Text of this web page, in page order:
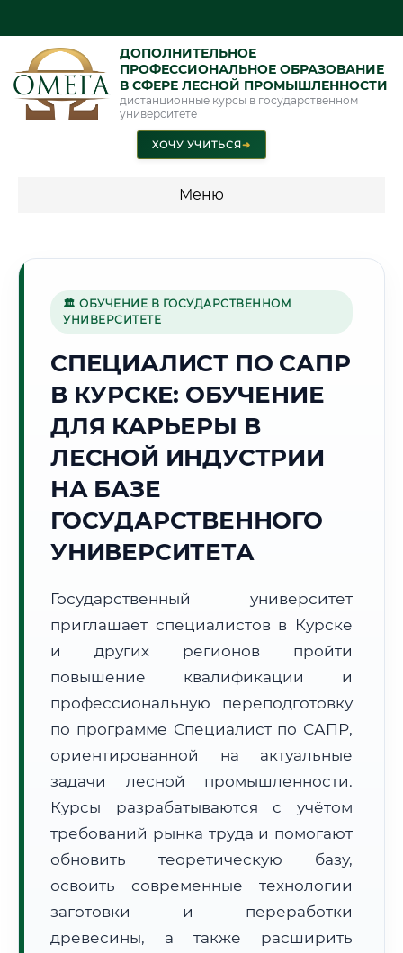
ДОПОЛНИТЕЛЬНОЕ
ПРОФЕССИОНАЛЬНОЕ ОБРАЗОВАНИЕ
В СФЕРЕ ЛЕСНОЙ ПРОМЫШЛЕННОСТИ
дистанционные курсы в государственном
университете
ХОЧУ УЧИТЬСЯ➜
Меню
промышленность"
🌻
Г. КУРСК
Точное местное время:
07:08:29
Четверг, 6 Августа
Погода в г. Курск:
🌅 Восход:05:06
📍 Региональная справка г. Курск
Почтовые индексы:
305000–305999
Часовой пояс:
МСК (UTC+3)
Формат учебы:
Дистанционно
🗺️ Зона обслуживания: г. Курск
Расчет логистики оригиналов:
🏛 ОБУЧЕНИЕ В ГОСУДАРСТВЕННОМ
УНИВЕРСИТЕТЕ
СПЕЦИАЛИСТ ПО САПР
В КУРСКЕ: ОБУЧЕНИЕ
ДЛЯ КАРЬЕРЫ В
ЛЕСНОЙ ИНДУСТРИИ
НА БАЗЕ
ГОСУДАРСТВЕННОГО
УНИВЕРСИТЕТА
Государственный университет
приглашает специалистов в Курске
и других регионов пройти
повышение квалификации и
профессиональную переподготовку
по программе Специалист по САПР,
ориентированной на актуальные
задачи лесной промышленности.
Курсы разрабатываются с учётом
требований рынка труда и помогают
обновить теоретическую базу,
освоить современные технологии
заготовки и переработки
древесины, а также расширить